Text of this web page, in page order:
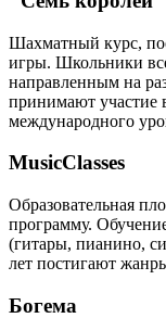
Шахматный курс,
игры. Школьники
направленным на
принимают участие
международного
MusicClasses
Образовательная
программу.
(гитары, пианино,
лет постигают
Богема